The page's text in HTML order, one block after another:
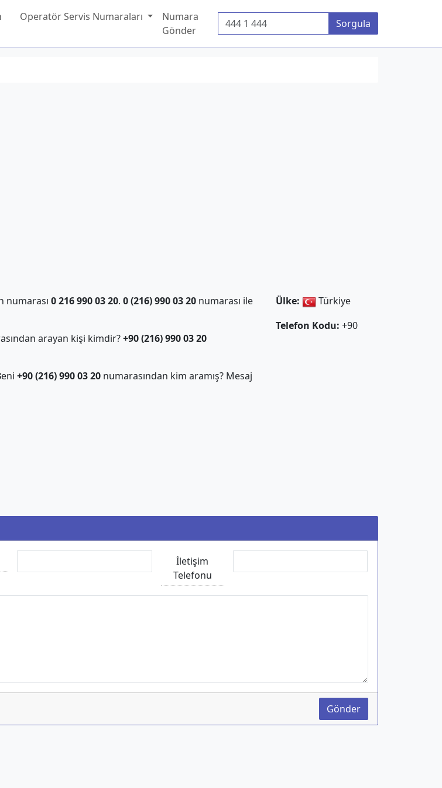
Operatör Servis Numaraları
Numara
Gönder
Telefon Numarası Sorgula
numarası 0 216 990 03 20. 0 (216) 990 03 20numarası ile
arayan kişi kimdir?+90 (216) 990 03 20
+90 (216) 990 03 20numarasından kim aramış? Mesaj
Ülke:
Türkiye
Telefon Kodu: +90
İletişim
Telefonu
Gönder